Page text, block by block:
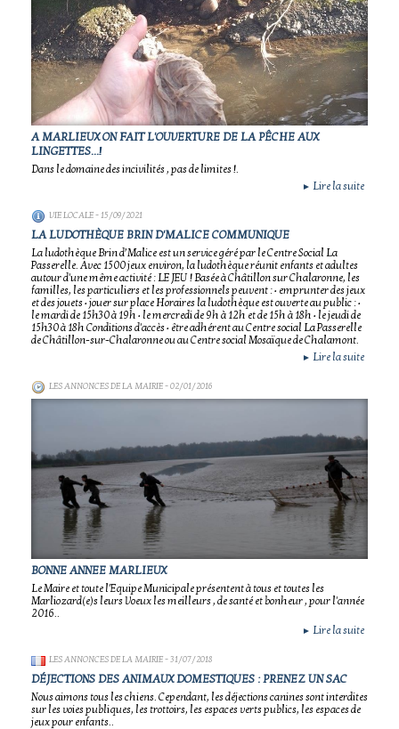
A MARLIEUX ON FAIT L'OUVERTURE DE LA PÊCHE AUX
LINGETTES...!
Dans le domaine des incivilités , pas de limites !.
► Lire la suite
VIE LOCALE- 15/09/2021
LA LUDOTHÈQUE BRIN D'MALICE COMMUNIQUE
La ludothèque Brin d’Malice est un service géré par le Centre Social La
Passerelle. Avec 1500 jeux environ, la ludothèque réunit enfants et adultes
autour d'une même activité : LE JEU ! Basée à Châtillon sur Chalaronne, les
familles, les particuliers et les professionnels peuvent : • emprunter des jeux
et des jouets • jouer sur place Horaires la ludothèque est ouverte au public : •
le mardi de 15h30 à 19h • le mercredi de 9h à 12h et de 15h à 18h • le jeudi de
15h30 à 18h Conditions d'accès • être adhérent au Centre social La Passerelle
de Châtillon-sur-Chalaronne ou au Centre social Mosaïque de Chalamont.
► Lire la suite
LES ANNONCES DE LA MAIRIE- 02/01/2016
BONNE ANNEE MARLIEUX
Le Maire et toute l'Equipe Municipale présentent à tous et toutes les
Marliozard(e)s leurs Voeux les meilleurs , de santé et bonheur , pour l'année
2016..
► Lire la suite
LES ANNONCES DE LA MAIRIE- 31/07/2018
DÉJECTIONS DES ANIMAUX DOMESTIQUES : PRENEZ UN SAC
Nous aimons tous les chiens. Cependant, les déjections canines sont interdites
sur les voies publiques, les trottoirs, les espaces verts publics, les espaces de
jeux pour enfants..